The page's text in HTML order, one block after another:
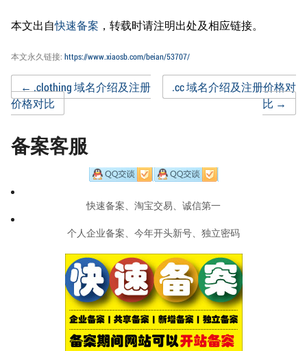
本文出自快速备案 ，转载时请注明出处及相应链接。
本文永久链接: https://www.xiaosb.com/beian/53707/
Post
navigation
← .clothing 域名介绍及注册
价格对比
.cc 域名介绍及注册价格对
比→
备案客服
快速备案、淘宝交易、诚信第一
个人企业备案、今年开头新号、独立密码